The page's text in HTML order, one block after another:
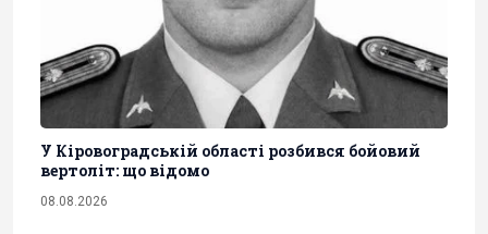
У Кіровоградській області розбився бойовий
вертоліт: що відомо
08.08.2026